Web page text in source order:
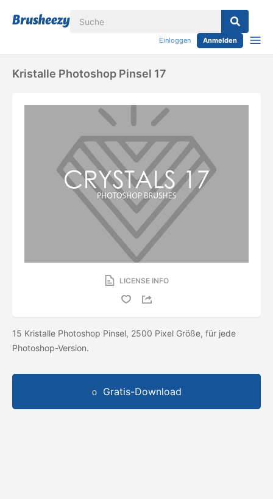
Einloggen Anmelden
Kristalle Photoshop Pinsel 17
LICENSE INFO
15 Kristalle Photoshop Pinsel, 2500 Pixel Größe, für jede
Photoshop-Version.
Gratis-Download